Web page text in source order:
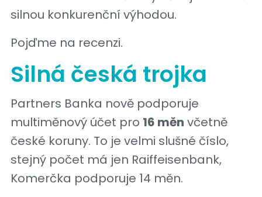
silnou konkurenční výhodou.
Pojďme na recenzi.
Silná česká trojka
Partners Banka nově podporuje
multiměnový účet pro 16 měn včetně
české koruny. To je velmi slušné číslo,
stejný počet má jen Raiffeisenbank,
Komerčka podporuje 14 měn.